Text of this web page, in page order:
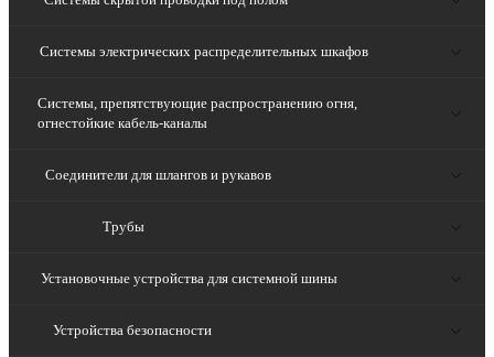
Системы электрических распределительных шкафов
Системы, препятствующие распространению огня,
огнестойкие кабель-каналы
Соединители для шлангов и рукавов
Трубы
Установочные устройства для системной шины
Устройства безопасности